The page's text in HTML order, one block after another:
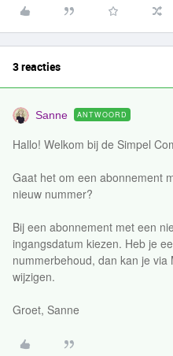
3 reacties
Sanne ANTWOORD
Hallo! Welkom bij de Simpel
Gaat het om een abonnement
nieuw nummer?
Bij een abonnement met een
ingangsdatum kiezen. Heb je
nummerbehoud, dan kan je
wijzigen.
Groet, Sanne